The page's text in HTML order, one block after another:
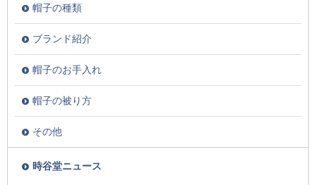
帽子の種類
ブランド紹介
帽子のお手入れ
帽子の被り方
その他
時谷堂ニュース